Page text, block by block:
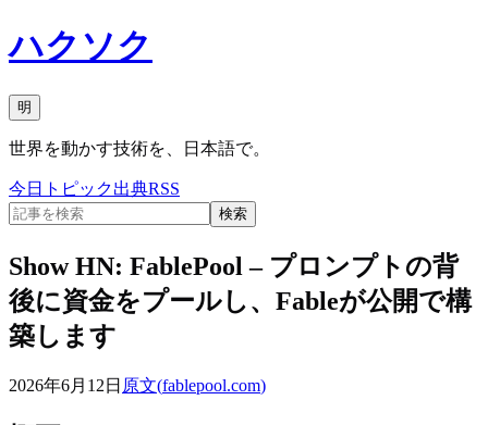
ハクソク
明
世界を動かす技術を、日本語で。
今日 トピック出典RSS
検索
Show HN: FablePool – プロンプトの背
後に資金をプールし、Fableが公開で構
築します
2026年6月12日 原文(fablepool.com)